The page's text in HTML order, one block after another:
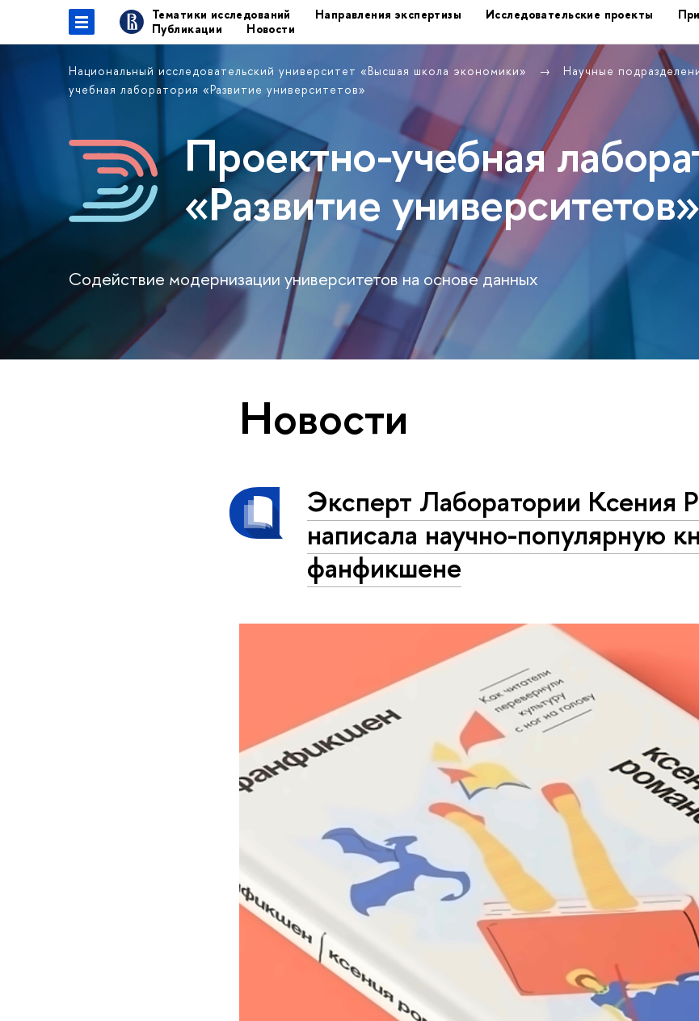
Тематики исследований Направления экспертизы Исследовательские проекты
Публикации
Новости
Национальный исследовательский университет «Высшая школа экономики» Научные
учебная лаборатория «Развитие университетов»
Проектно-учебная
«Развитие университетов»
Содействие модернизации университетов на основе данных
Новости
Эксперт Лаборатории Ксения
написала научно-популярную
фанфикшене